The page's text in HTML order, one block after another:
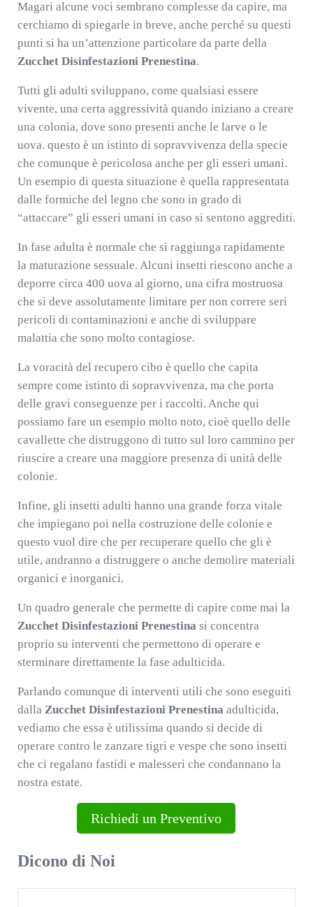
Magari alcune voci sembrano complesse da capire, ma
cerchiamo di spiegarle in breve, anche perché su questi
punti si ha un’attenzione particolare da parte della
Zucchet Disinfestazioni Prenestina.
Tutti gli adulti sviluppano, come qualsiasi essere
vivente, una certa aggressività quando iniziano a creare
una colonia, dove sono presenti anche le larve o le
uova. questo è un istinto di sopravvivenza della specie
che comunque è pericolosa anche per gli esseri umani.
Un esempio di questa situazione è quella rappresentata
dalle formiche del legno che sono in grado di
“attaccare” gli esseri umani in caso si sentono aggrediti.
In fase adulta è normale che si raggiunga rapidamente
la maturazione sessuale. Alcuni insetti riescono anche a
deporre circa 400 uova al giorno, una cifra mostruosa
che si deve assolutamente limitare per non correre seri
pericoli di contaminazioni e anche di sviluppare
malattia che sono molto contagiose.
La voracità del recupero cibo è quello che capita
sempre come istinto di sopravvivenza, ma che porta
delle gravi conseguenze per i raccolti. Anche qui
possiamo fare un esempio molto noto, cioè quello delle
cavallette che distruggono di tutto sul loro cammino per
riuscire a creare una maggiore presenza di unità delle
colonie.
Infine, gli insetti adulti hanno una grande forza vitale
che impiegano poi nella costruzione delle colonie e
questo vuol dire che per recuperare quello che gli è
utile, andranno a distruggere o anche demolire materiali
organici e inorganici.
Un quadro generale che permette di capire come mai la
Zucchet Disinfestazioni Prenestina si concentra
proprio su interventi che permettono di operare e
sterminare direttamente la fase adulticida.
Parlando comunque di interventi utili che sono eseguiti
dalla Zucchet Disinfestazioni Prenestina adulticida,
vediamo che essa è utilissima quando si decide di
operare contro le zanzare tigri e vespe che sono insetti
che ci regalano fastidi e malesseri che condannano la
nostra estate.
Richiedi un Preventivo
Dicono di Noi